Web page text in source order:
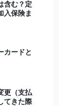
含む？定
入保険ま
カードと
更（支払
てきた際